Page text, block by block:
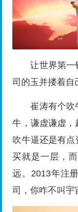
吹牛逼还是有
买就是一层，
远。2013年注
司，你咋不叫